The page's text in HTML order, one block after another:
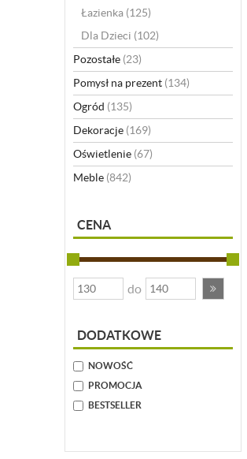
Łazienka (125)
Dla Dzieci (102)
Pozostałe (23)
Pomysł na prezent (134)
Ogród (135)
Dekoracje (169)
Oświetlenie (67)
Meble (842)
CENA
do
DODATKOWE
NOWOŚĆ
PROMOCJA
BESTSELLER